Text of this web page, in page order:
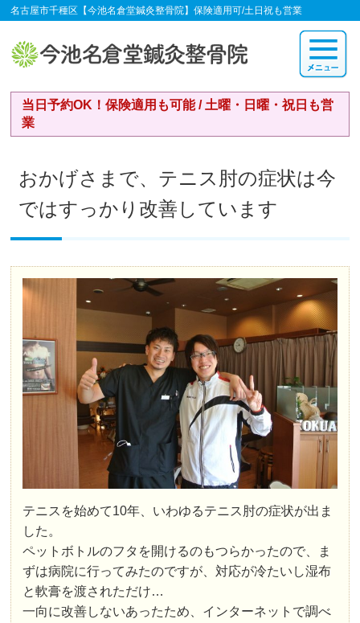
名古屋市千種区【今池名倉堂鍼灸整骨院】保険適用可/土日祝も営業
当日予約OK！保険適用も可能 / 土曜・日曜・祝日も営
業
おかげさまで、テニス肘の症状は今
ではすっかり改善しています
テニスを始めて10年、いわゆるテニス肘の症状が出ま
した。
ペットボトルのフタを開けるのもつらかったので、ま
ずは病院に行ってみたのですが、対応が冷たいし湿布
と軟膏を渡されただけ…
一向に改善しないあったため、インターネットで調べ